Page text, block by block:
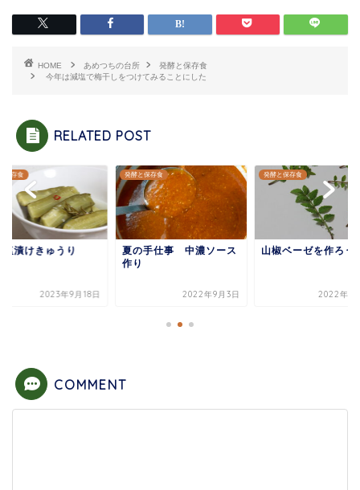
HOME あめつちの台所
発酵と保存食
今年は減塩で梅干しをつけてみることにした
RELATED POST
保存食
塩漬けきゅうり
2023年9月18日
発酵と保存食
夏の手仕事 中濃ソース
作り
2022年9月3日
発酵と保存食
山椒ベーゼを作ろう
2022年6
COMMENT